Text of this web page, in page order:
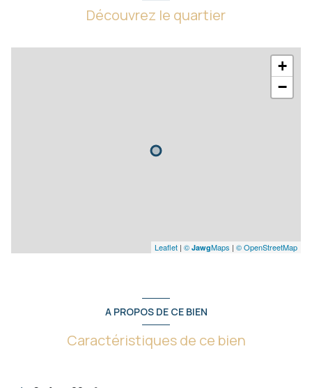
Découvrez le quartier
+
−
Leaflet | © JawgMaps | © OpenStreetMap
A PROPOS DE CE BIEN
Caractéristiques de ce bien